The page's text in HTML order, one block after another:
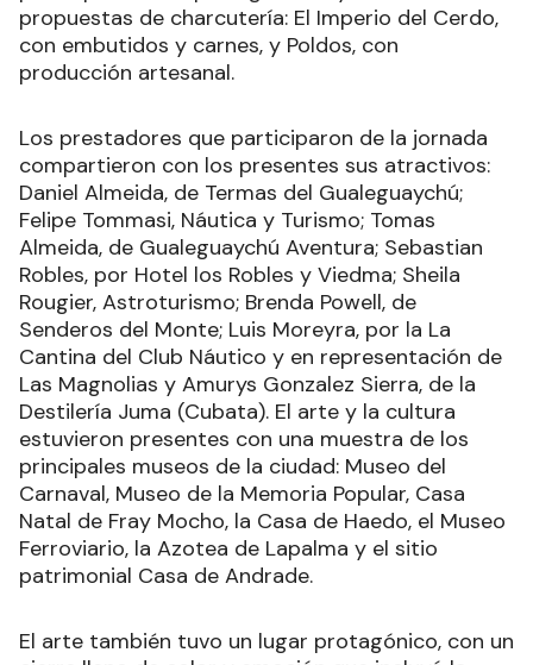
propuestas de charcutería: El Imperio del Cerdo,
con embutidos y carnes, y Poldos, con
producción artesanal.
Los prestadores que participaron de la jornada
compartieron con los presentes sus atractivos:
Daniel Almeida, de Termas del Gualeguaychú;
Felipe Tommasi, Náutica y Turismo; Tomas
Almeida, de Gualeguaychú Aventura; Sebastian
Robles, por Hotel los Robles y Viedma; Sheila
Rougier, Astroturismo; Brenda Powell, de
Senderos del Monte; Luis Moreyra, por la La
Cantina del Club Náutico y en representación de
Las Magnolias y Amurys Gonzalez Sierra, de la
Destilería Juma (Cubata). El arte y la cultura
estuvieron presentes con una muestra de los
principales museos de la ciudad: Museo del
Carnaval, Museo de la Memoria Popular, Casa
Natal de Fray Mocho, la Casa de Haedo, el Museo
Ferroviario, la Azotea de Lapalma y el sitio
patrimonial Casa de Andrade.
El arte también tuvo un lugar protagónico, con un